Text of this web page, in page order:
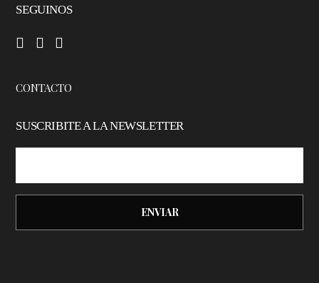
SEGUINOS
CONTACTO
SUSCRIBITE A LA NEWSLETTER